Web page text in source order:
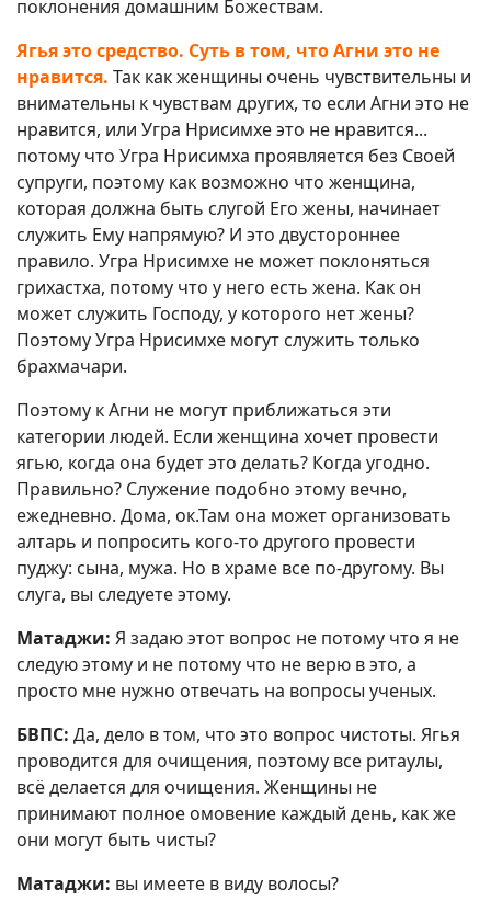
поклонения домашним Божествам.
Ягья это средство. Суть в том, что Агни это не
нравится. Так как женщины очень чувствительны и
внимательны к чувствам других, то если Агни это не
нравится, или Угра Нрисимхе это не нравится...
потому что Угра Нрисимха проявляется без Своей
супруги, поэтому как возможно что женщина,
которая должна быть слугой Его жены, начинает
служить Ему напрямую? И это двустороннее
правило. Угра Нрисимхе не может поклоняться
грихастха, потому что у него есть жена. Как он
может служить Господу, у которого нет жены?
Поэтому Угра Нрисимхе могут служить только
брахмачари.
Поэтому к Агни не могут приближаться эти
категории людей. Если женщина хочет провести
ягью, когда она будет это делать? Когда угодно.
Правильно? Служение подобно этому вечно,
ежедневно. Дома, ок.Там она может организовать
алтарь и попросить кого-то другого провести
пуджу: сына, мужа. Но в храме все по-другому. Вы
слуга, вы следуете этому.
Матаджи: Я задаю этот вопрос не потому что я не
следую этому и не потому что не верю в это, а
просто мне нужно отвечать на вопросы ученых.
БВПС: Да, дело в том, что это вопрос чистоты. Ягья
проводится для очищения, поэтому все ритаулы,
всё делается для очищения. Женщины не
принимают полное омовение каждый день, как же
они могут быть чисты?
Матаджи: вы имеете в виду волосы?